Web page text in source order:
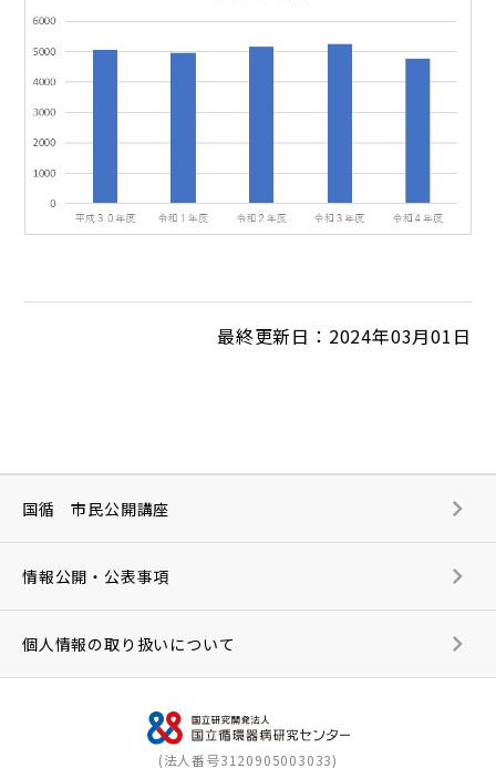
最終更新日：2024年03月01日
(法人番号3120905003033)
国循 市民公開講座
情報公開・公表事項
個人情報の取り扱いについて